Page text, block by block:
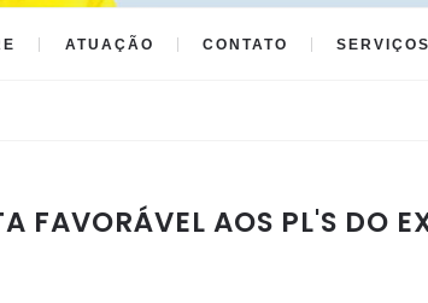
ATUAÇÃO CONTATO
FAVORÁVEL AOS PL'S DO